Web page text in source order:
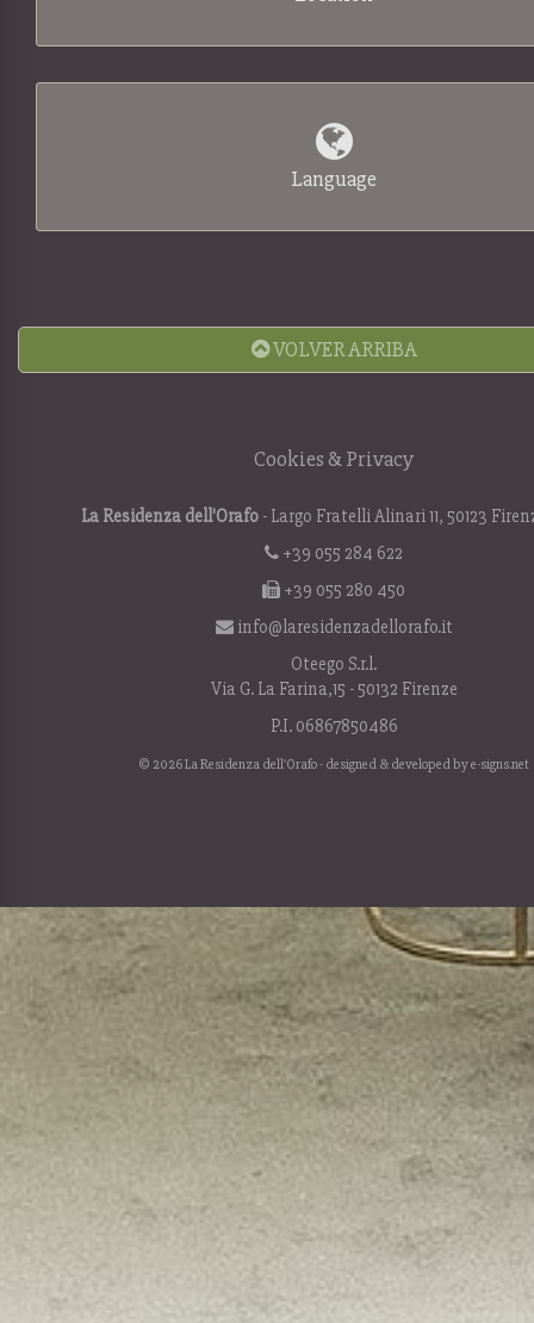
Language
VOLVER ARRIBA
Cookies & Privacy
La Residenza dell'Orafo - Largo Fratelli Alinari 11, 50123
+39 055 284 622
+39 055 280 450
info@laresidenzadellorafo.it
Oteego S.r.l.
Via G. La Farina,15 - 50132 Firenze
P.I. 06867850486
© 2026 La Residenza dell'Orafo - designed & developed bye-signs.net